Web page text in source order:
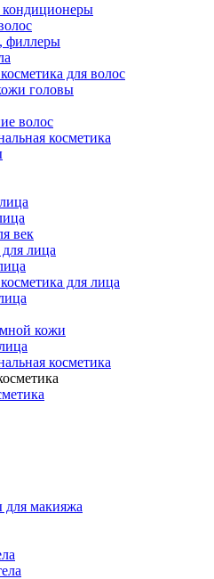
кондиционеры
филлеры
для волос
головы
волос
косметика
век
лица
для лица
кожи
косметика
для макияжа